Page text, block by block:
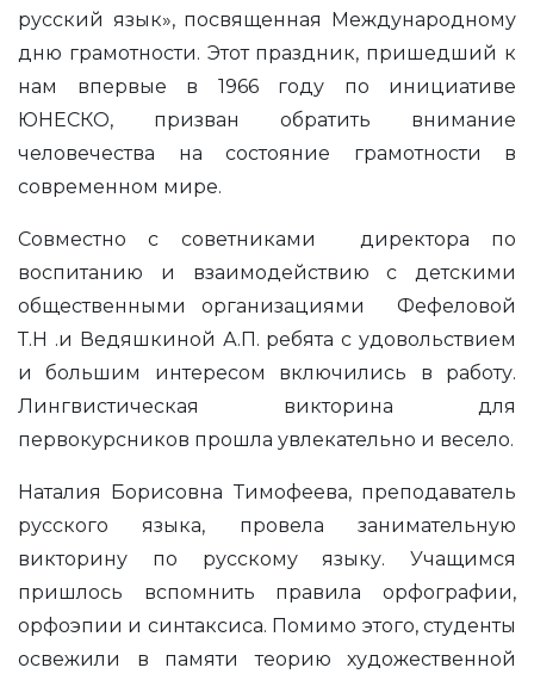
русский язык», посвященная Международному
дню грамотности. Этот праздник, пришедший к
нам впервые в 1966 году по инициативе
ЮНЕСКО, призван обратить внимание
человечества на состояние грамотности в
современном мире.
Совместно с советниками директора по
воспитанию и взаимодействию с детскими
общественными организациями Фефеловой
Т.Н .и Ведяшкиной А.П. ребята с удовольствием
и большим интересом включились в работу.
Лингвистическая викторина для
первокурсников прошла увлекательно и весело.
Наталия Борисовна Тимофеева, преподаватель
русского языка, провела занимательную
викторину по русскому языку. Учащимся
пришлось вспомнить правила орфографии,
орфоэпии и синтаксиса. Помимо этого, студенты
освежили в памяти теорию художественной